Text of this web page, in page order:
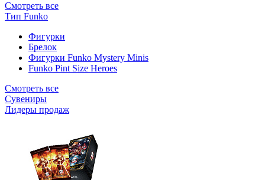
Смотреть все
Тип Funko
Фигурки
Брелок
Фигурки Funko Mystery Minis
Funko Pint Size Heroes
Смотреть все
Сувениры
Лидеры продаж